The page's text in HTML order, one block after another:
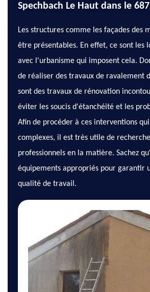
Spechbach Le Haut dans le
Les structures comme les façades des
être présentables. En effet, ce sont les
avec l'urbanisme qui imposent cela.
de réaliser des travaux de ravalement
sont des travaux de rénovation
éviter les soucis d'étanchéité et les
Afin de procéder à ces interventions
complexes, il est très utile de
professionnels en la matière. Sachez
équipements appropriés pour garantir
qualité de travail.